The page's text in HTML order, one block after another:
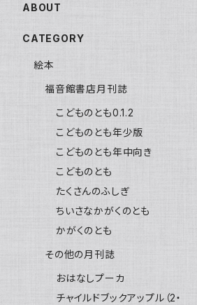
ABOUT
CATEGORY
絵本
福音館書店月刊誌
こどものとも0.1.2
こどものとも年少版
こどものとも年中向き
こどものとも
たくさんのふしぎ
ちいさなかがくのとも
かがくのとも
その他の月刊誌
おはなしプーカ
チャイルドブックアップル（2・